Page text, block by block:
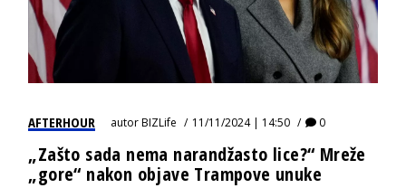
AFTERHOUR autorBIZLife 11/11/2024 | 14:50 0
„Zašto sada nema narandžasto lice?“ Mreže
„gore“ nakon objave Trampove unuke